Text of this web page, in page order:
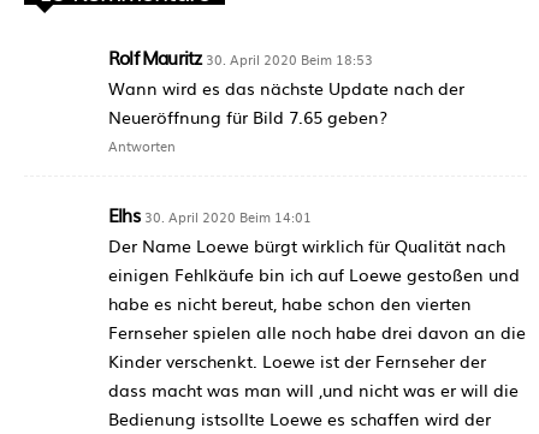
Rolf Mauritz 30. April 2020 Beim 18:53
Wann wird es das nächste Update nach der
Neueröffnung für Bild 7.65 geben?
Antworten
Elhs 30. April 2020 Beim 14:01
Der Name Loewe bürgt wirklich für Qualität nach
einigen Fehlkäufe bin ich auf Loewe gestoßen und
habe es nicht bereut, habe schon den vierten
Fernseher spielen alle noch habe drei davon an die
Kinder verschenkt. Loewe ist der Fernseher der
dass macht was man will ,und nicht was er will die
Bedienung istsollte Loewe es schaffen wird der